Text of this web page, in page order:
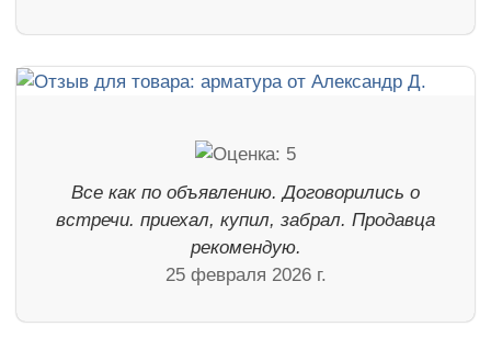
Все как по объявлению. Договорились о
встречи. приехал, купил, забрал. Продавца
рекомендую.
25 февраля 2026 г.